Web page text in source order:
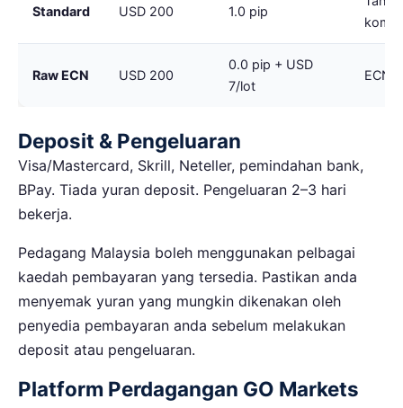
Standard USD 200 1.0 pip
Raw ECN USD 200
0.0 pip + USD
7/lot
ECN
Deposit & Pengeluaran
Visa/Mastercard, Skrill, Neteller, pemindahan bank,
BPay. Tiada yuran deposit. Pengeluaran 2–3 hari
bekerja.
Pedagang Malaysia boleh menggunakan pelbagai
kaedah pembayaran yang tersedia. Pastikan anda
menyemak yuran yang mungkin dikenakan oleh
penyedia pembayaran anda sebelum melakukan
deposit atau pengeluaran.
Platform Perdagangan GO Markets